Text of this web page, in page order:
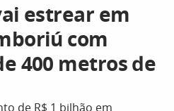
estrear em
com
400 metros de
de R$ 1 bilhão em